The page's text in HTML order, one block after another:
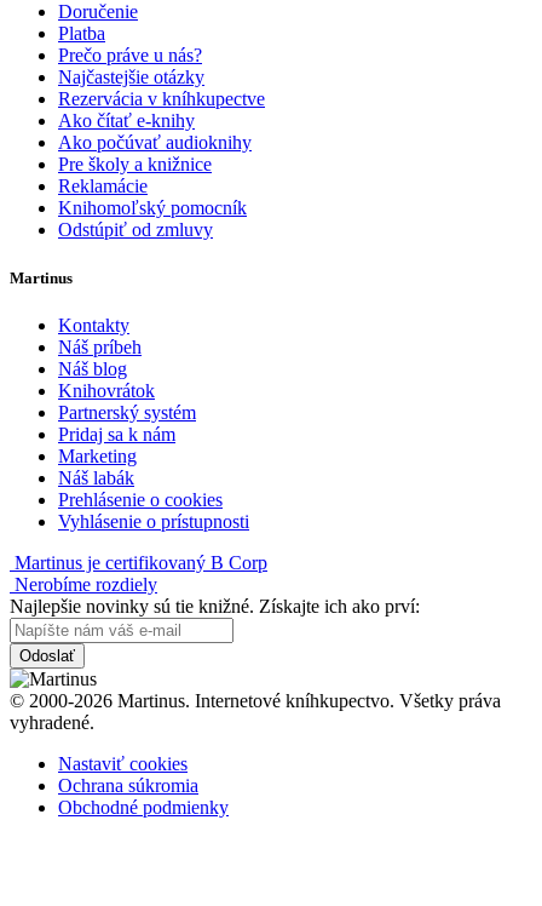
Doručenie
Platba
Prečo práve u nás?
Najčastejšie otázky
Rezervácia v kníhkupectve
Ako čítať e-knihy
Ako počúvať audioknihy
Pre školy a knižnice
Reklamácie
Knihomoľský pomocník
Odstúpiť od zmluvy
Martinus
Kontakty
Náš príbeh
Náš blog
Knihovrátok
Partnerský systém
Pridaj sa k nám
Marketing
Náš labák
Prehlásenie o cookies
Vyhlásenie o prístupnosti
Martinus je certifikovaný B Corp
Nerobíme rozdiely
Najlepšie novinky sú tie knižné. Získajte ich ako prví:
Odoslať
© 2000-2026 Martinus. Internetové kníhkupectvo. Všetky práva
vyhradené.
Nastaviť cookies
Ochrana súkromia
Obchodné podmienky